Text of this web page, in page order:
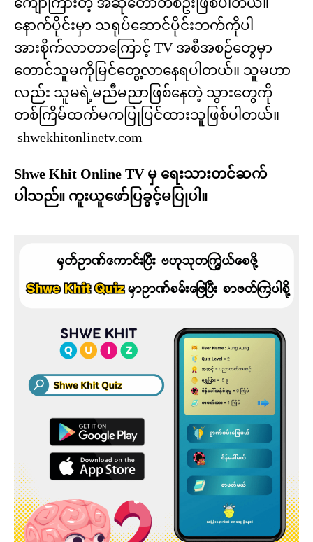
နောက်ပိုင်းမှာ သရုပ်ဆောင်ပိုင်းဘက်ကိုပါ
အားစိုက်လာတာကြောင့် TV အစီအစဉ်တွေမှာ
တောင်သူမကိုမြင်တွေ့လာနေရပါတယ်။ သူမဟာ
လည်း သူမရဲ့မညီမညာဖြစ်နေတဲ့ သွားတွေကို
တစ်ကြိမ်ထက်မကပြုပြင်ထားသူဖြစ်ပါတယ်။
shwekhitonlinetv.com
Shwe Khit Online TV မှ ရေးသားတင်ဆက်
ပါသည်။ ကူးယူဖော်ပြခွင့်မပြုပါ။